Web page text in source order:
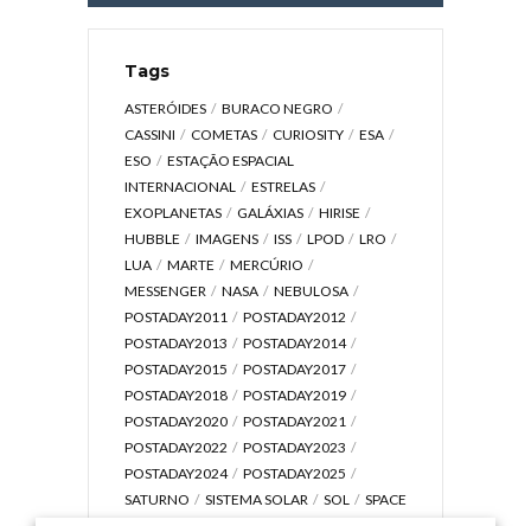
Tags
ASTERÓIDES
BURACO NEGRO
CASSINI
COMETAS CURIOSITY
ESA
ESO
ESTAÇÃO ESPACIAL
INTERNACIONAL
ESTRELAS
EXOPLANETAS
GALÁXIAS
HIRISE
HUBBLE
IMAGENS ISS LPOD
LRO
LUA
MARTE
MERCÚRIO
MESSENGER
NASA
NEBULOSA
POSTADAY2011
POSTADAY2012
POSTADAY2013
POSTADAY2014
POSTADAY2015
POSTADAY2017
POSTADAY2018
POSTADAY2019
POSTADAY2020
POSTADAY2021
POSTADAY2022
POSTADAY2023
POSTADAY2024
POSTADAY2025
SATURNO
SISTEMA SOLAR SOL
SPACE